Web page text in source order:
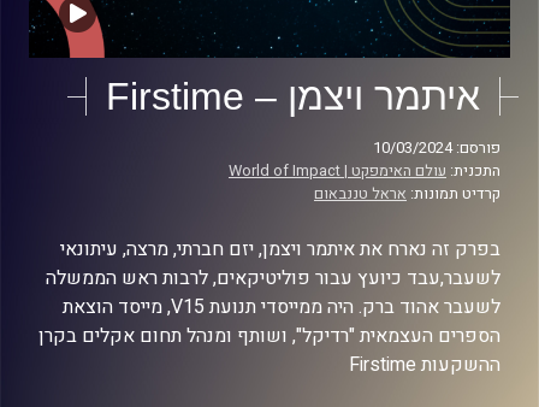
איתמר ויצמן – Firstime
פורסם: 10/03/2024
התכנית: עולם האימפקט | World of Impact
קרדיט תמונות: אראל טננבאום
בפרק זה נארח את איתמר ויצמן, יזם חברתי, מרצה, עיתונאי
לשעבר,עבד כיועץ עבור פוליטיקאים, לרבות ראש הממשלה
לשעבר אהוד ברק. היה ממייסדי תנועת V15, מייסד הוצאת
הספרים העצמאית "רדיקל", ושותף ומנהל תחום אקלים בקרן
ההשקעות Firstime